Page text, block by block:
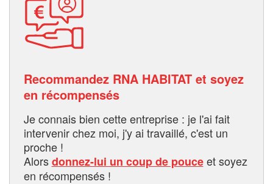
Recommandez RNA HABITAT et soyez
en récompensés
Je connais bien cette entreprise : je l'ai fait
intervenir chez moi, j'y ai travaillé, c'est un
proche !
Alorsdonnez-lui un coup de pouceet soyez
en récompensés !